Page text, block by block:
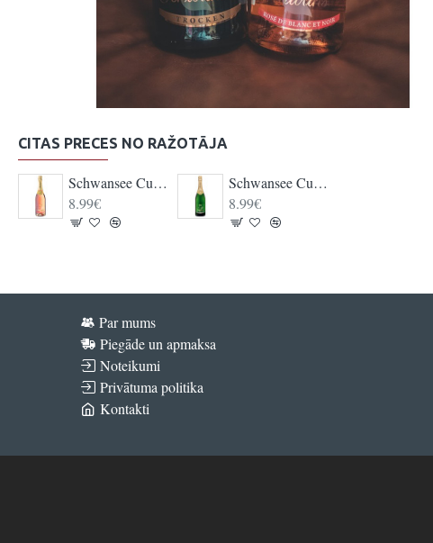
CITAS PRECES NO RAŽOTĀJA
Schwansee Cuvee Rose Sekt
8.99€
Schwansee Cuvee Sekt
8.99€
Par mums
Piegāde un apmaksa
Noteikumi
Privātuma politika
Kontakti